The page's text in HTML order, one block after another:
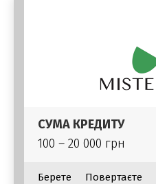
СУМА КРЕДИТУ
100 – 20 000 грн
Берете
Повертаєте